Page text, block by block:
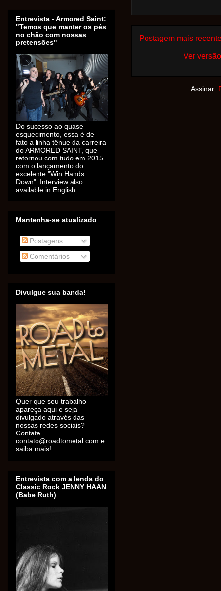
Postagem mais recente
Ver
Assinar:
Entrevista - Armored Saint:
"Temos que manter os pés
no chão com nossas
pretensões"
Do sucesso ao quase
esquecimento, essa é de
fato a linha tênue da carreira
do ARMORED SAINT, que
retornou com tudo em 2015
com o lançamento do
excelente "Win Hands
Down". Interview also
available in English
Mantenha-se atualizado
Postagens
Comentários
Divulgue sua banda!
Quer que seu trabalho
apareça aqui e seja
divulgado através das
nossas redes sociais?
Contate
contato@roadtometal.com e
saiba mais!
Entrevista com a lenda do
Classic Rock JENNY HAAN
(Babe Ruth)